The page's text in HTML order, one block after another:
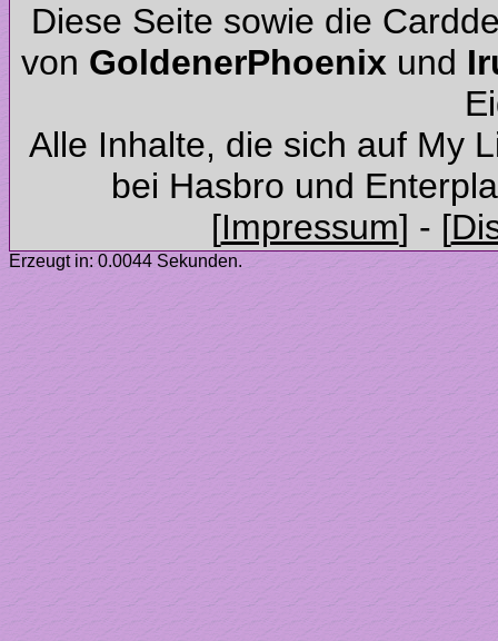
Diese Seite sowie die
von
und
Alle Inhalte, die sich auf My
Erzeugt in: 0.0044 Sekunden.